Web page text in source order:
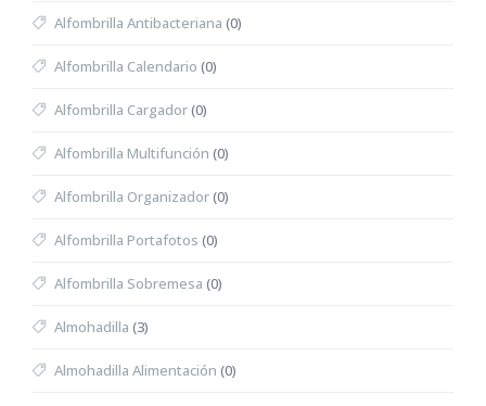
Alfombrilla Antibacteriana (0)
Alfombrilla Calendario (0)
Alfombrilla Cargador(0)
Alfombrilla Multifunción (0)
Alfombrilla Organizador(0)
Alfombrilla Portafotos (0)
Alfombrilla Sobremesa (0)
Almohadilla (3)
Almohadilla Alimentación (0)